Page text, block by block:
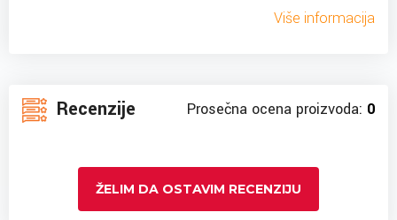
Više informacija
Recenzije Prosečna ocena proizvoda: 0
ŽELIM DA OSTAVIM RECENZIJU